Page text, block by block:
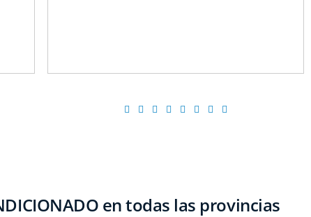
en todas las provincias